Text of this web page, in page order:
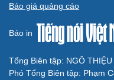
Báo giá quảng cáo
Báo in
Tổng Biên tập: NGÔ THIỆU
Phó Tổng Biên tập: Phạm